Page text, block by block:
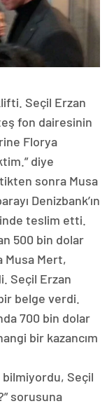
Seçil Erzan
fon dairesinin
Florya
diye
sonra Musa
Denizbank’ın
teslim etti.
500 bin dolar
Musa Mert,
Seçil Erzan
belge verdi.
700 bin dolar
bir kazancım
bilmiyordu, Seçil
sorusuna